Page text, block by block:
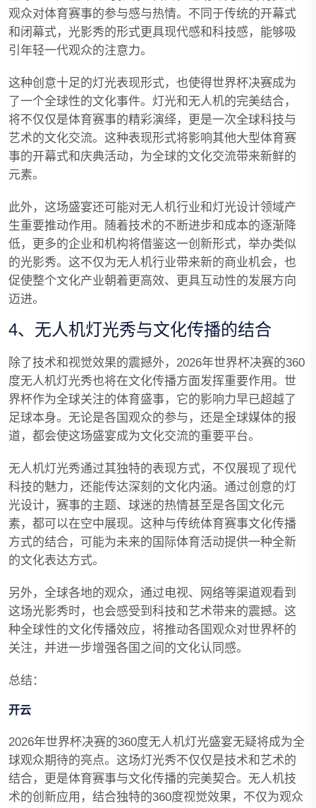
观众对体育赛事的参与感与热情。不同于传统的开幕式
和闭幕式，光影秀的形式更具现代感和科技感，能够吸
引年轻一代观众的注意力。
这种创意十足的灯光表现形式，也使得世界杯决赛成为
了一个全球性的文化事件。灯光和无人机的完美结合，
将不仅仅是体育赛事的精彩演绎，更是一次全球科技与
艺术的文化交流。这种表现形式将影响其他大型体育赛
事的开幕式和庆典活动，为全球的文化交流带来新鲜的
元素。
此外，这场盛宴还可能对无人机行业和灯光设计领域产
生重要推动作用。随着技术的不断进步和成本的逐渐降
低，更多的企业和机构将借鉴这一创新形式，举办类似
的光影秀。这不仅为无人机行业带来新的商业机会，也
促使整个文化产业朝着更高效、更具互动性的发展方向
迈进。
4、无人机灯光秀与文化传播的结合
除了技术和视觉效果的震撼外，2026年世界杯决赛的360
度无人机灯光秀也将在文化传播方面发挥重要作用。世
界杯作为全球关注的体育盛事，它的影响力早已超越了
足球本身。无论是各国观众的参与，还是全球媒体的报
道，都会使这场盛宴成为文化交流的重要平台。
无人机灯光秀通过其独特的表现方式，不仅展现了现代
科技的魅力，还能传达深刻的文化内涵。通过创意的灯
光设计，赛事的主题、球迷的热情甚至是各国文化元
素，都可以在空中展现。这种与传统体育赛事文化传播
方式的结合，可能为未来的国际体育活动提供一种全新
的文化表达方式。
另外，全球各地的观众，通过电视、网络等渠道观看到
这场光影秀时，也会感受到科技和艺术带来的震撼。这
种全球性的文化传播效应，将推动各国观众对世界杯的
关注，并进一步增强各国之间的文化认同感。
总结：
开云
2026年世界杯决赛的360度无人机灯光盛宴无疑将成为全
球观众期待的亮点。这场灯光秀不仅仅是技术和艺术的
结合，更是体育赛事与文化传播的完美契合。无人机技
术的创新应用，结合独特的360度视觉效果，不仅为观众